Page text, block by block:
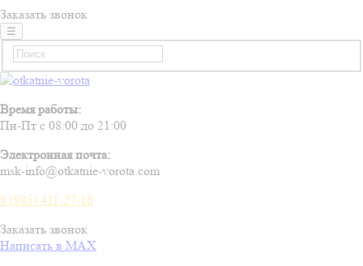
Заказать звонок
☰
Время работы:
Пн-Пт с 08:00 до 21:00
Электронная почта:
msk-info@otkatnie-vorota.com
8 (985) 411-27-16
Заказать звонок
Написать в MAX